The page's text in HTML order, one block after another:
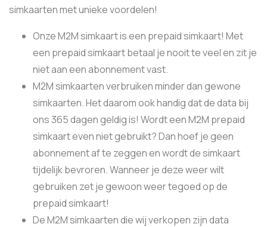
simkaarten met unieke voordelen!
Onze M2M simkaart is een prepaid simkaart! Met
een prepaid simkaart betaal je nooit te veel en zit je
niet aan een abonnement vast.
M2M simkaarten verbruiken minder dan gewone
simkaarten. Het daarom ook handig dat de data bij
ons 365 dagen geldig is! Wordt een M2M prepaid
simkaart even niet gebruikt? Dan hoef je geen
abonnement af te zeggen en wordt de simkaart
tijdelijk bevroren. Wanneer je deze weer wilt
gebruiken zet je gewoon weer tegoed op de
prepaid simkaart!
De M2M simkaarten die wij verkopen zijn data